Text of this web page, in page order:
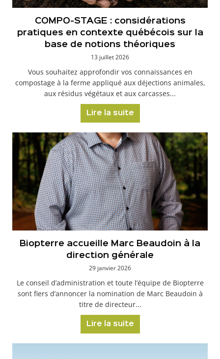
COMPO-STAGE : considérations
pratiques en contexte québécois sur la
base de notions théoriques
13 juillet 2026
Vous souhaitez approfondir vos connaissances en
compostage à la ferme appliqué aux déjections animales,
aux résidus végétaux et aux carcasses...
Lire la suite
Biopterre accueille Marc Beaudoin à la
direction générale
29 janvier 2026
Le conseil d’administration et toute l’équipe de Biopterre
sont fiers d’annoncer la nomination de Marc Beaudoin à
titre de directeur...
Lire la suite